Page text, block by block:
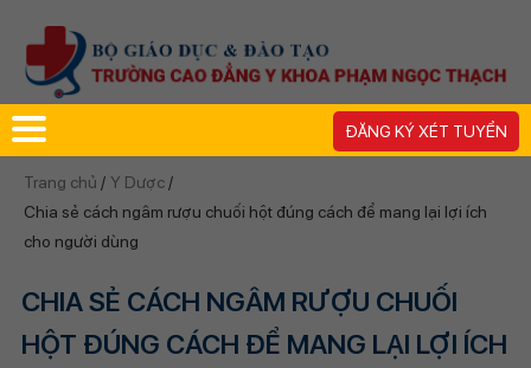
ĐĂNG KÝ XÉT TUYỂN
Trang chủ / Y Dược/
Chia sẻ cách ngâm rượu chuối hột đúng cách để mang lại lợi ích
cho người dùng
CHIA SẺ CÁCH NGÂM RƯỢU CHUỐI
HỘT ĐÚNG CÁCH ĐỂ MANG LẠI LỢI ÍCH